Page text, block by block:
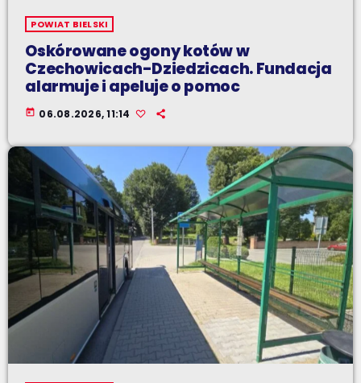
POWIAT BIELSKI
Oskórowane ogony kotów w
Czechowicach-Dziedzicach. Fundacja
alarmuje i apeluje o pomoc
today 06.08.2026, 11:14